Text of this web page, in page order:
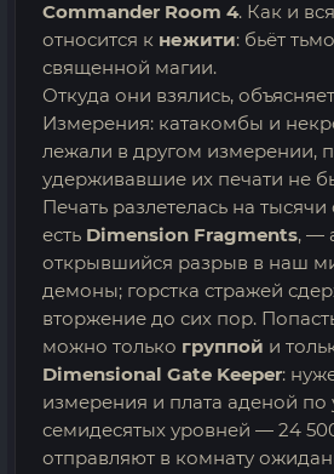
Commander Room 4. Как и
относится к нежити: бьёт
священной магии.
Откуда они взялись,
Измерения: катакомбы и
лежали в другом измерении,
удерживавшие их печати не
Печать разлетелась на
есть Dimension Fragments, —
открывшийся разрыв в наш
демоны; горстка стражей
вторжение до сих пор.
можно только группой и
Dimensional Gate Keeper:
измерения и плата аденой по
семидесятых уровней — 24
отправляют в комнату